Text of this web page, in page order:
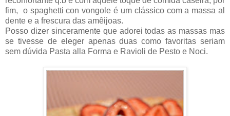
fim, o spaghetti con vongole é um clássico com a massa al
dente e a frescura das amêijoas.
Posso dizer sinceramente que adorei todas as massas mas
se tivesse de eleger apenas duas como favoritas seriam
sem dúvida Pasta alla Forma e Ravioli de Pesto e Noci.